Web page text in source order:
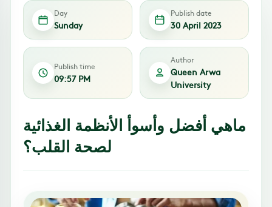
Day
Sunday
Publish date
30 April 2023
Publish time
09:57 PM
Author
Queen Arwa
University
ماهي أفضل وأسوأ الأنظمة الغذائية
لصحة القلب؟